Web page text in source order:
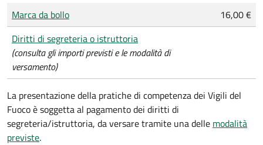
Tipo di pagamento
Importo
Marca da bollo
16,00 €
Diritti di segreteria o istruttoria
(consulta gli importi previsti e le modalità di
versamento)
La presentazione della pratiche di competenza dei Vigili del
Fuoco è soggetta al pagamento dei diritti di
segreteria/istruttoria, da versare tramite una delle modalità
previste.